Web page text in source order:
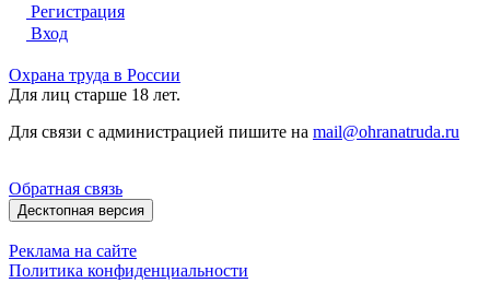
Регистрация
Вход
Охрана труда в России
Для лиц старше 18 лет.
Для связи с администрацией пишите на mail@ohranatruda.ru
Обратная связь
Десктопная версия
Реклама на сайте
Политика конфиденциальности